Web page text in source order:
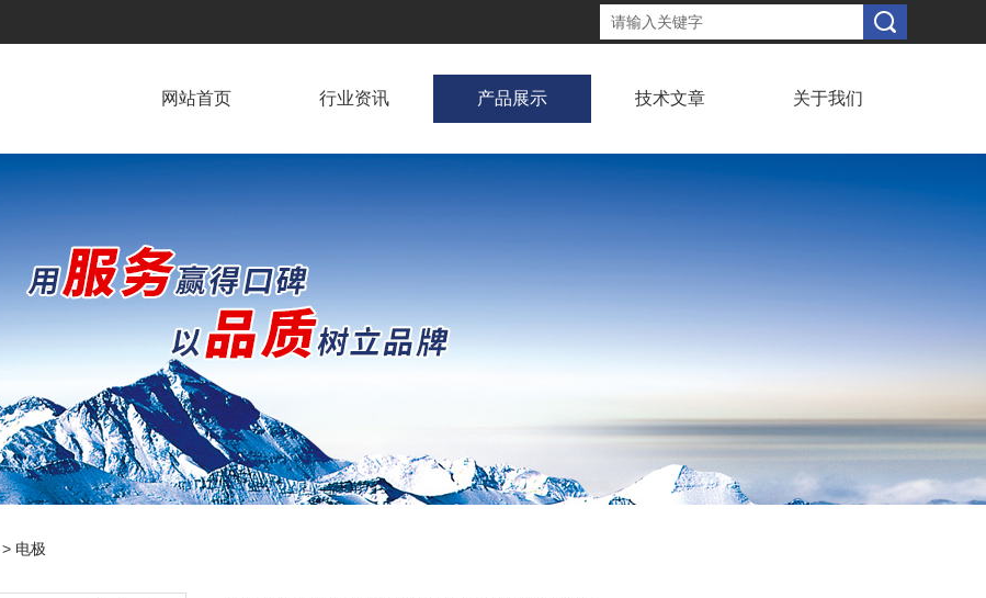
网站首页 行业资讯 产品展示 技术文章 关于我们
> 电极